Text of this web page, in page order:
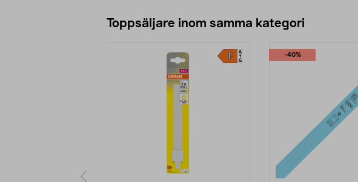
Toppsäljare inom samma kategori
-40%